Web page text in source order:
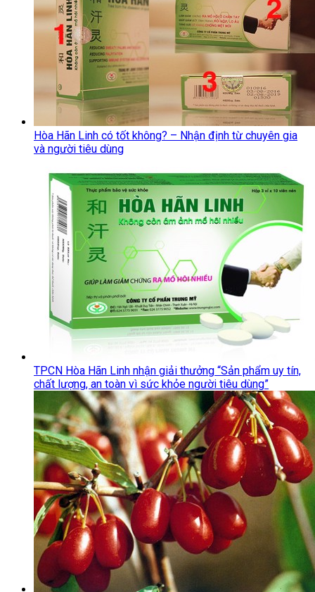
Hòa Hãn Linh có tốt không? – Nhận định từ chuyên gia
và người tiêu dùng
TPCN Hòa Hãn Linh nhận giải thưởng “Sản phẩm uy tín,
chất lượng, an toàn vì sức khỏe người tiêu dùng”